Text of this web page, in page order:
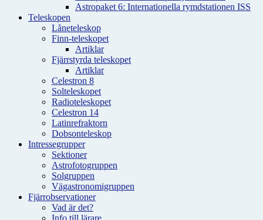
Astropaket 6: Internationella rymdstationen ISS
Teleskopen
Låneteleskop
Finn-teleskopet
Artiklar
Fjärrstyrda teleskopet
Artiklar
Celestron 8
Solteleskopet
Radioteleskopet
Celestron 14
Latinrefraktorn
Dobsonteleskop
Intressegrupper
Sektioner
Astrofotogruppen
Solgruppen
Vägastronomigruppen
Fjärrobservationer
Vad är det?
Info till lärare